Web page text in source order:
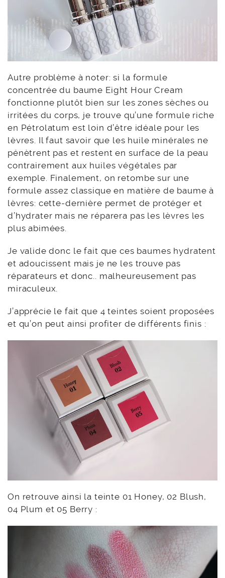
Autre problème à noter: si la formule
concentrée du baume Eight Hour Cream
fonctionne plutôt bien sur les zones sèches ou
irritées du corps, je trouve qu’une formule riche
en Pétrolatum est loin d’être idéale pour les
lèvres. Il faut savoir que les huile minérales ne
pénètrent pas et restent en surface de la peau
contrairement aux huiles végétales par
exemple. Finalement, on retombe sur une
formule assez classique en matière de baume à
lèvres: cette-dernière permet de protéger et
d’hydrater mais ne réparera pas les lèvres les
plus abimées.
Je valide donc le fait que ces baumes hydratent
et adoucissent mais je ne les trouve pas
réparateurs et donc.. malheureusement pas
miraculeux.
J’apprécie le fait que 4 teintes soient proposées
et qu’on peut ainsi profiter de différents finis :
On retrouve ainsi la teinte 01 Honey, 02 Blush,
04 Plum et 05 Berry :